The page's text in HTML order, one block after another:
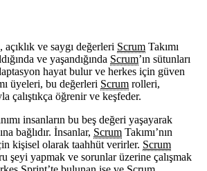
ve saygı değerleri Scrum Takımı
ve yaşandığında Scrum’ın sütunları
hayat bulur ve herkes için güven
üyeleri, bu değerleri Scrum rolleri,
çalıştıkça öğrenir ve keşfeder.
insanların bu beş değeri yaşayarak
bağlıdır. İnsanlar, Scrum Takımı’nın
kişisel olarak taahhüt verirler. Scrum
şeyi yapmak ve sorunlar üzerine çalışmak